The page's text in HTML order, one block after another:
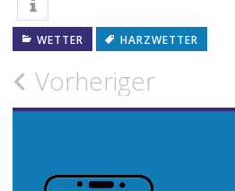
WETTER HARZWETTER
Vorheriger